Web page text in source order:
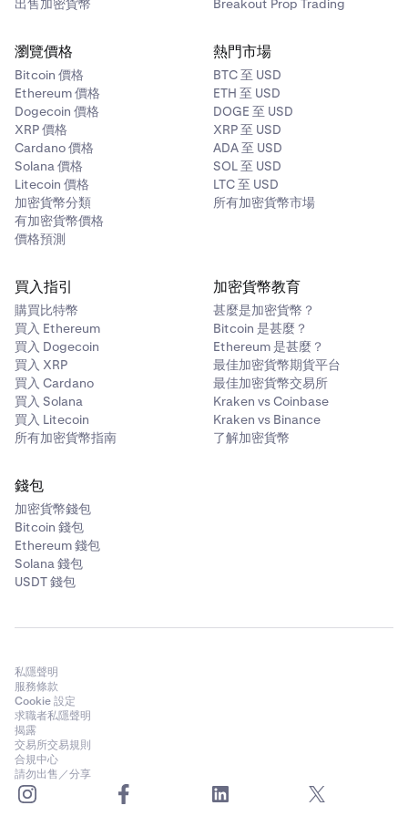
出售加密貨幣
Breakout Prop Trading
瀏覽價格
Bitcoin 價格
Ethereum 價格
Dogecoin 價格
XRP 價格
Cardano 價格
Solana 價格
Litecoin 價格
加密貨幣分類
有加密貨幣價格
價格預測
熱門市場
BTC 至 USD
ETH 至 USD
DOGE 至 USD
XRP 至 USD
ADA 至 USD
SOL 至 USD
LTC 至 USD
所有加密貨幣市場
買入指引
購買比特幣
買入 Ethereum
買入 Dogecoin
買入 XRP
買入 Cardano
買入 Solana
買入 Litecoin
所有加密貨幣指南
加密貨幣教育
甚麼是加密貨幣？
Bitcoin 是甚麼？
Ethereum 是甚麼？
最佳加密貨幣期貨平台
最佳加密貨幣交易所
Kraken vs Coinbase
Kraken vs Binance
了解加密貨幣
錢包
加密貨幣錢包
Bitcoin 錢包
Ethereum 錢包
Solana 錢包
USDT 錢包
私隱聲明
服務條款
Cookie 設定
求職者私隱聲明
揭露
交易所交易規則
合規中心
請勿出售／分享